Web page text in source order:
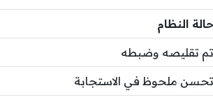
حالة النظام
تم تقليصه وضبطه
تحسن ملحوظ في الاستجابة